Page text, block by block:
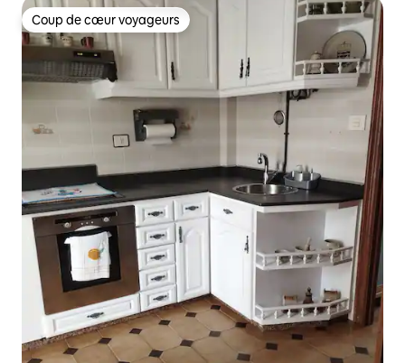
Coup de cœur voyageurs
Coup de cœur voyageurs